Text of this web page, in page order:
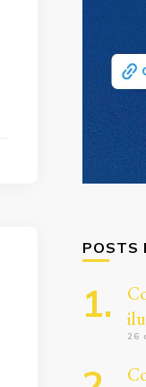
POSTS
26